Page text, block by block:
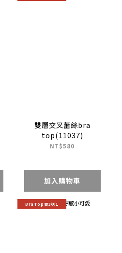
雙層交叉蕾絲bra
top(11037)
NT$580
加入購物車
BraTop買3送1